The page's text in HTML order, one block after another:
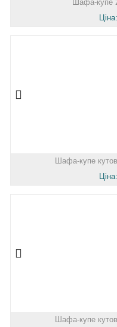
Шафа-купе
Ціна:
Шафа-купе
Ціна:
Шафа-купе